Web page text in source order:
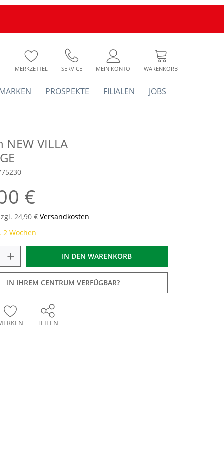
MERKZETTEL SERVICE MEIN KONTO WARENKORB
PROSPEKTE FILIALEN JOBS
NEW VILLA
€
24,90 € Versandkosten
2 Wochen
+ IN DEN WARENKORB
IN IHREM CENTRUM VERFÜGBAR?
TEILEN